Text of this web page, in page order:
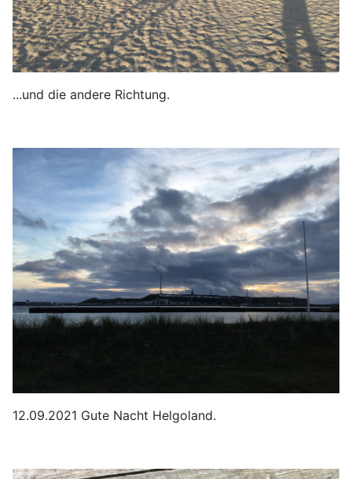
...und die andere Richtung.
12.09.2021 Gute Nacht Helgoland.